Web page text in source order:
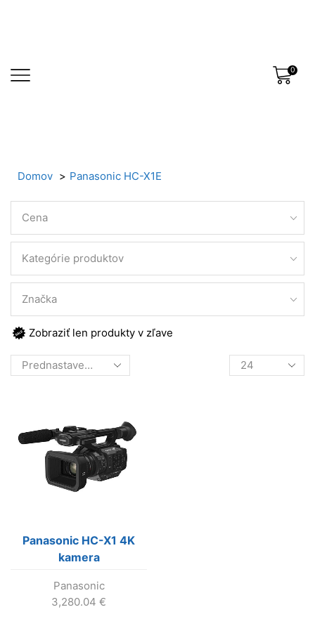
0
Domov Panasonic HC-X1E
Cena
Kategórie produktov
Značka
Zobraziť len produkty v zľave
Products
per
Panasonic HC-X1 4K
kamera
Panasonic
3,280.04 €